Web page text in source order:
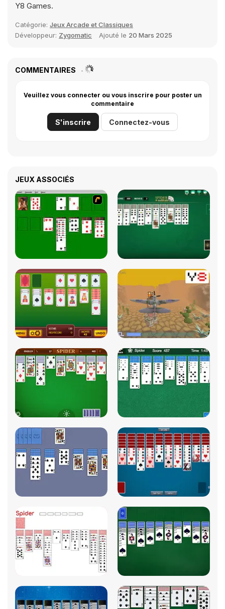
Y8 Games.
Catégorie: Jeux Arcade et Classiques
Développeur: Zygomatic Ajouté le 20 Mars 2025
COMMENTAIRES
Veuillez vous connecter ou vous inscrire pour poster un
commentaire
S'inscrire Connectez-vous
JEUX ASSOCIÉS